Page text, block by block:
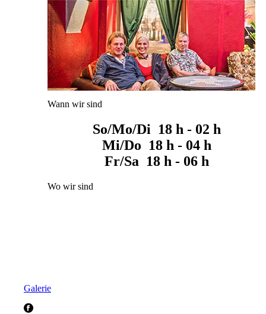
Wann wir sind
So/Mo/Di 18 h - 02 h
Mi/Do 18 h - 04 h
Fr/Sa 18 h - 06 h
Wo wir sind
Galerie